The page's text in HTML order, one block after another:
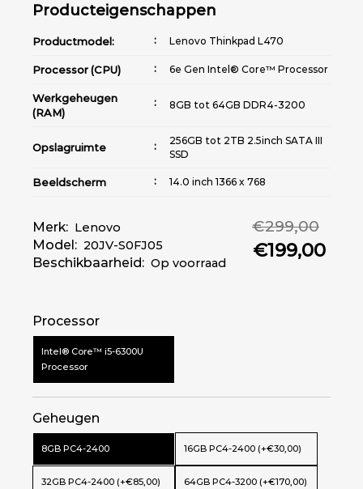
Producteigenschappen
Productmodel: Lenovo Thinkpad L470
Processor (CPU) 6e Gen Intel® Core™ Processor
Werkgeheugen
(RAM)
8GB tot 64GB DDR4-3200
Opslagruimte
256GB tot 2TB 2.5inch SATA III
SSD
Beeldscherm 14.0 inch 1366 x 768
(GPU)
Toetsenbord
Achtergrondverlichting met
Aansluitingen/Poorten
Productfilter
Kleur
Merk: Lenovo
Model: 20JV-S0FJ05
Beschikbaarheid: Op voorraad
€299,00
€199,00
Processor
Intel® Core™ i5-6300U
Processor
Geheugen
8GB PC4-2400 16GB PC4-2400 (+€30,00)
32GB PC4-2400 (+€85,00) 64GB PC4-3200 (+€170,00)